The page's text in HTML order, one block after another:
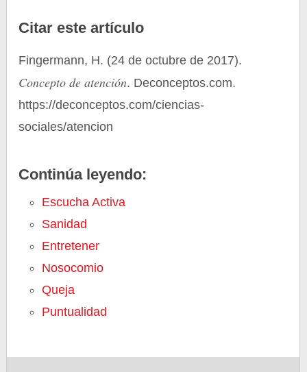
Citar este artículo
Fingermann, H. (24 de octubre de 2017).
Concepto de atención. Deconceptos.com.
https://deconceptos.com/ciencias-
sociales/atencion
Continúa leyendo:
Escucha Activa
Sanidad
Entretener
Nosocomio
Queja
Puntualidad